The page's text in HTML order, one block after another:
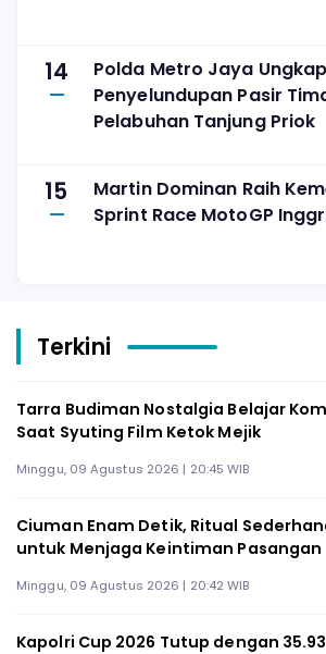
14
Polda Metro Jaya Ungkap
Penyelundupan Pasir
Pelabuhan Tanjung Priok
15
Martin Dominan Raih
Sprint Race MotoGP
Terkini
Tarra Budiman Nostalgia Belajar
Saat Syuting Film Ketok Mejik
Minggu, 09 Agustus 2026 | 20:45 WIB
Ciuman Enam Detik, Ritual
untuk Menjaga Keintiman Pasangan
Minggu, 09 Agustus 2026 | 20:42 WIB
Kapolri Cup 2026 Tutup dengan